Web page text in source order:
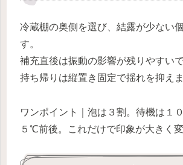
冷蔵棚の奥側を選び、結露が少ない
す。
補充直後は振動の影響が残りやすいで
持ち帰りは縦置き固定で揺れを抑えま
ワンポイント｜泡は３割。待機は１
５℃前後。これだけで印象が大きく変